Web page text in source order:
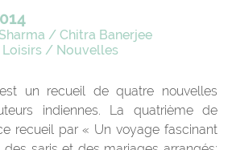
/ Chitra Banerjee
Loisirs / Nouvelles
un recueil de quatre nouvelles
indiennes. La quatrième de
recueil par « Un voyage fascinant